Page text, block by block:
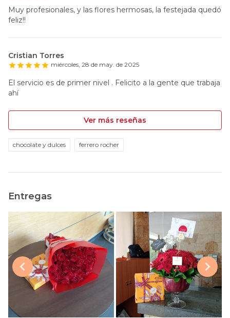
Muy profesionales, y las flores hermosas, la festejada quedó
feliz!!
Cristian Torres
miércoles, 28 de may. de 2025
El servicio es de primer nivel . Felicito a la gente que trabaja
ahí
Ver más reseñas
chocolate y dulces ferrero rocher
Entregas